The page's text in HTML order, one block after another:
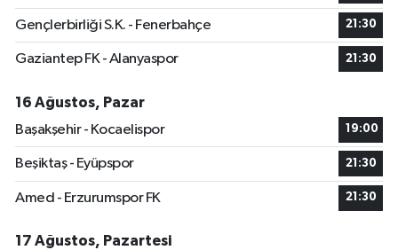
Gençlerbirliği S.K. - Fenerbahçe 21:30
Gaziantep FK - Alanyaspor 21:30
16 Ağustos, Pazar
Başakşehir - Kocaelispor
19:00
Beşiktaş - Eyüpspor 21:30
Amed - Erzurumspor FK 21:30
17 Ağustos, Pazartesi